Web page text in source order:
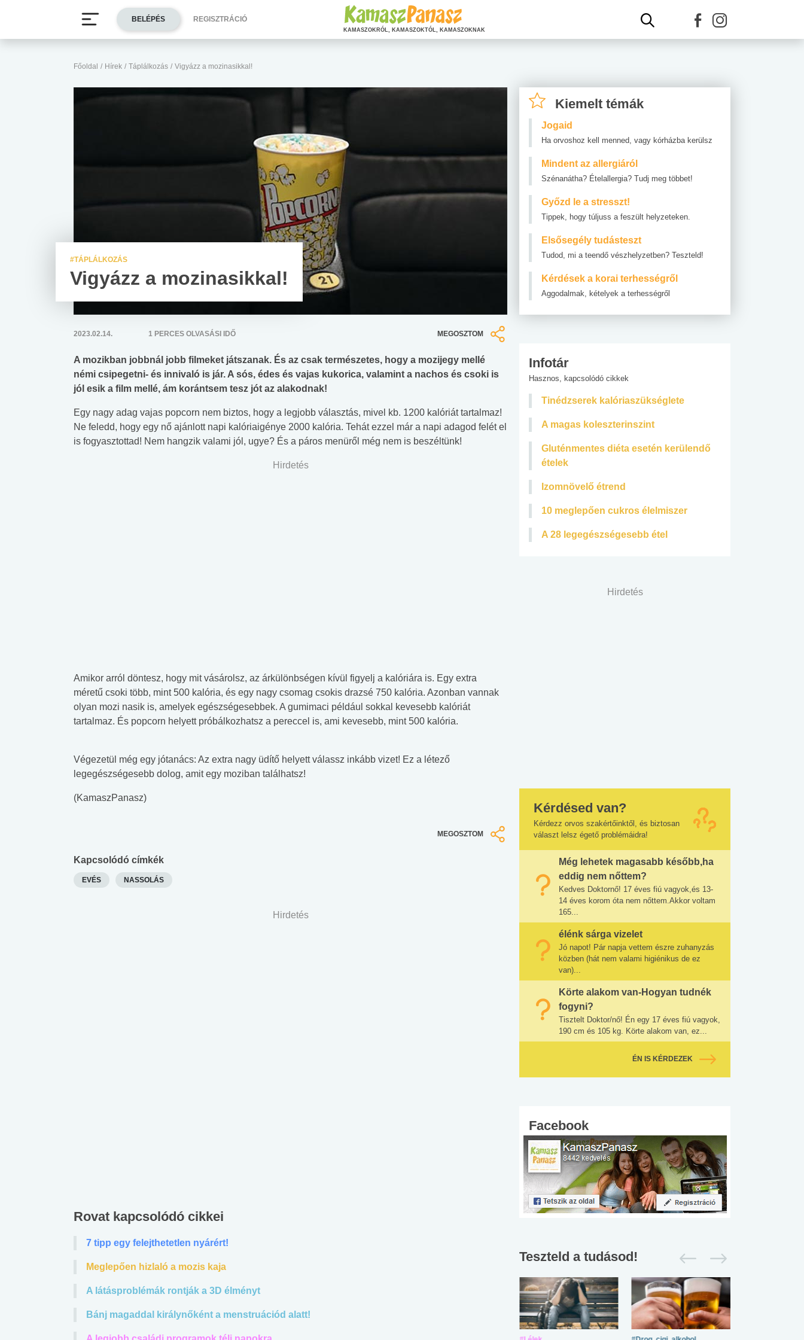
Főoldal / Hírek / Táplálkozás / Vigyázz a mozinasikkal!
#TÁPLÁLKOZÁS
Vigyázz a mozinasikkal!
2023.02.14. 1 PERCES OLVASÁSI IDŐ MEGOSZTOM
A mozikban jobbnál jobb filmeket játszanak. És az csak természetes, hogy a mozijegy mellé
némi csipegetni- és innivaló is jár. A sós, édes és vajas kukorica, valamint a nachos és csoki is
jól esik a film mellé, ám korántsem tesz jót az alakodnak!
Egy nagy adag vajas popcorn nem biztos, hogy a legjobb választás, mivel kb. 1200 kalóriát tartalmaz!
Ne feledd, hogy egy nő ajánlott napi kalóriaigénye 2000 kalória. Tehát ezzel már a napi adagod felét el
is fogyasztottad! Nem hangzik valami jól, ugye? És a páros menüről még nem is beszéltünk!
Hirdetés
Amikor arról döntesz, hogy mit vásárolsz, az árkülönbségen kívül figyelj a kalóriára is. Egy extra
méretű csoki több, mint 500 kalória, és egy nagy csomag csokis drazsé 750 kalória. Azonban vannak
olyan mozi nasik is, amelyek egészségesebbek. A gumimaci például sokkal kevesebb kalóriát
tartalmaz. És popcorn helyett próbálkozhatsz a pereccel is, ami kevesebb, mint 500 kalória.
Végezetül még egy jótanács: Az extra nagy üdítő helyett válassz inkább vizet! Ez a létező
legegészségesebb dolog, amit egy moziban találhatsz!
(KamaszPanasz)
MEGOSZTOM
Kapcsolódó címkék
EVÉS NASSOLÁS
Hirdetés
Rovat kapcsolódó cikkei
7 tipp egy felejthetetlen nyárért!
Meglepően hizlaló a mozis kaja
A látásproblémák rontják a 3D élményt
Bánj magaddal királynőként a menstruációd alatt!
Kiemelt témák
Jogaid
Ha orvoshoz kell menned, vagy kórházba kerülsz
Mindent az allergiáról
Szénanátha? Ételallergia? Tudj meg többet!
Győzd le a stresszt!
Tippek, hogy túljuss a feszült helyzeteken.
Elsősegély tudásteszt
Tudod, mi a teendő vészhelyzetben? Teszteld!
Kérdések a korai terhességről
Aggodalmak, kételyek a terhességről
Infotár
Hasznos, kapcsolódó cikkek
Tinédzserek kalóriaszükséglete
A magas koleszterinszint
Gluténmentes diéta esetén kerülendő
ételek
Izomnövelő étrend
10 meglepően cukros élelmiszer
A 28 legegészségesebb étel
Hirdetés
Kérdésed van?
Kérdezz orvos szakértőinktől, és biztosan
választ lelsz égető problémáidra!
Még lehetek magasabb később,ha
eddig nem nőttem?
Kedves Doktornő! 17 éves fiú vagyok,és 13-
14 éves korom óta nem nőttem.Akkor voltam
165...
élénk sárga vizelet
Jó napot! Pár napja vettem észre zuhanyzás
közben (hát nem valami higiénikus de ez
van)...
Körte alakom van-Hogyan tudnék
fogyni?
Tisztelt Doktor/nő! Én egy 17 éves fiú vagyok,
190 cm és 105 kg. Körte alakom van, ez...
ÉN IS KÉRDEZEK
Facebook
Teszteld a tudásod!
BELÉPÉS REGISZTRÁCIÓ
KAMASZOKRÓL, KAMASZOKTÓL, KAMASZOKNAK